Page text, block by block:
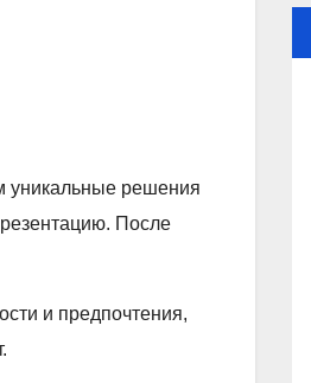
уникальные решения
После
и предпочтения,